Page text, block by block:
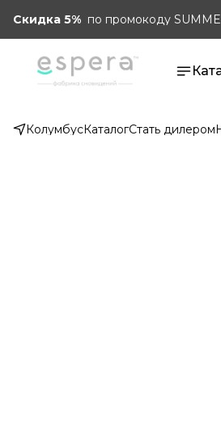
Скидка 5% по промокоду
КолумбусКаталогСтать дилером